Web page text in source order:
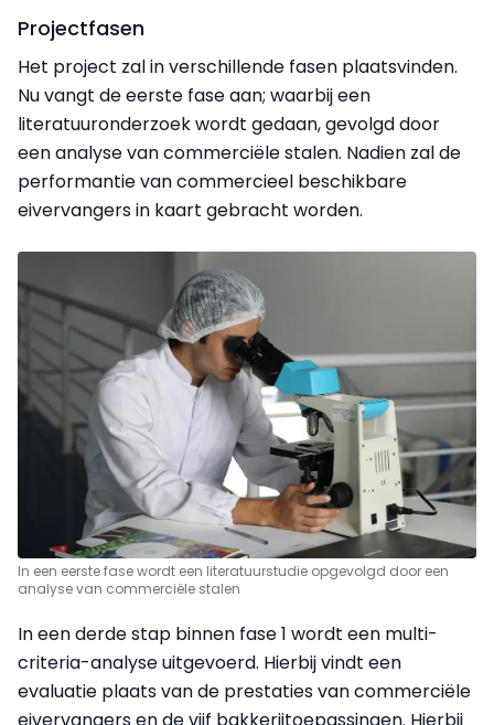
Projectfasen
Het project zal in verschillende fasen plaatsvinden.
Nu vangt de eerste fase aan; waarbij een
literatuuronderzoek wordt gedaan, gevolgd door
een analyse van commerciële stalen. Nadien zal de
performantie van commercieel beschikbare
eivervangers in kaart gebracht worden.
In een eerste fase wordt een literatuurstudie opgevolgd door een
analyse van commerciële stalen
In een derde stap binnen fase 1 wordt een multi-
criteria-analyse uitgevoerd. Hierbij vindt een
evaluatie plaats van de prestaties van commerciële
eivervangers en de vijf bakkerijtoepassingen. Hierbij